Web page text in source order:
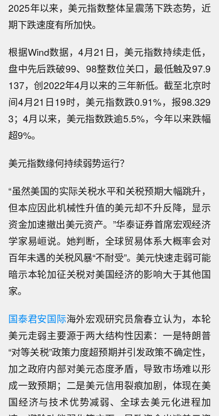
2025年以来，美元指数整体呈震荡下跌态势，近
期下跌速度有所加快。
根据Wind数据，4月21日，美元指数持续走低，
盘中先后跌破99、98整数位关口，最低触及97.9
137，创2022年4月以来的三年新低。截至北京时
间4月21日19时，美元指数跌0.91%，报98.329
3；4月以来，美元指数跌逾5.5%，今年以来跌幅
超9%。
美元指数缘何持续弱势运行？
“虽然美国的实际关税水平和关税预期大幅跳升，
但本应因此机械性升值的美元却不升反降，显示
资金加速撤出美元资产。”华泰证券首席宏观经济
学家易峘说。她判断，全球贸易体系大概率会对
百年未遇的关税风暴“不耐受”。美元快速走弱可能
暗示本轮加征关税对美国经济的影响大于其他国
家。
国泰君安国际海外宏观研究员詹春立认为，本轮
美元走弱主要源于两大结构性因素：一是特朗普
“对等关税”政策力度超预期并引发政策不确定性，
加之政府内部对美元态度矛盾，导致市场难以形
成一致预期；二是美元信用裂痕加剧，体现在美
国经济与技术优势减弱、全球去美元化进程加